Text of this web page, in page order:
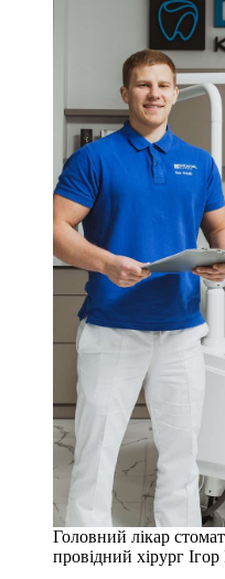
Головний лікар
провідний хірург